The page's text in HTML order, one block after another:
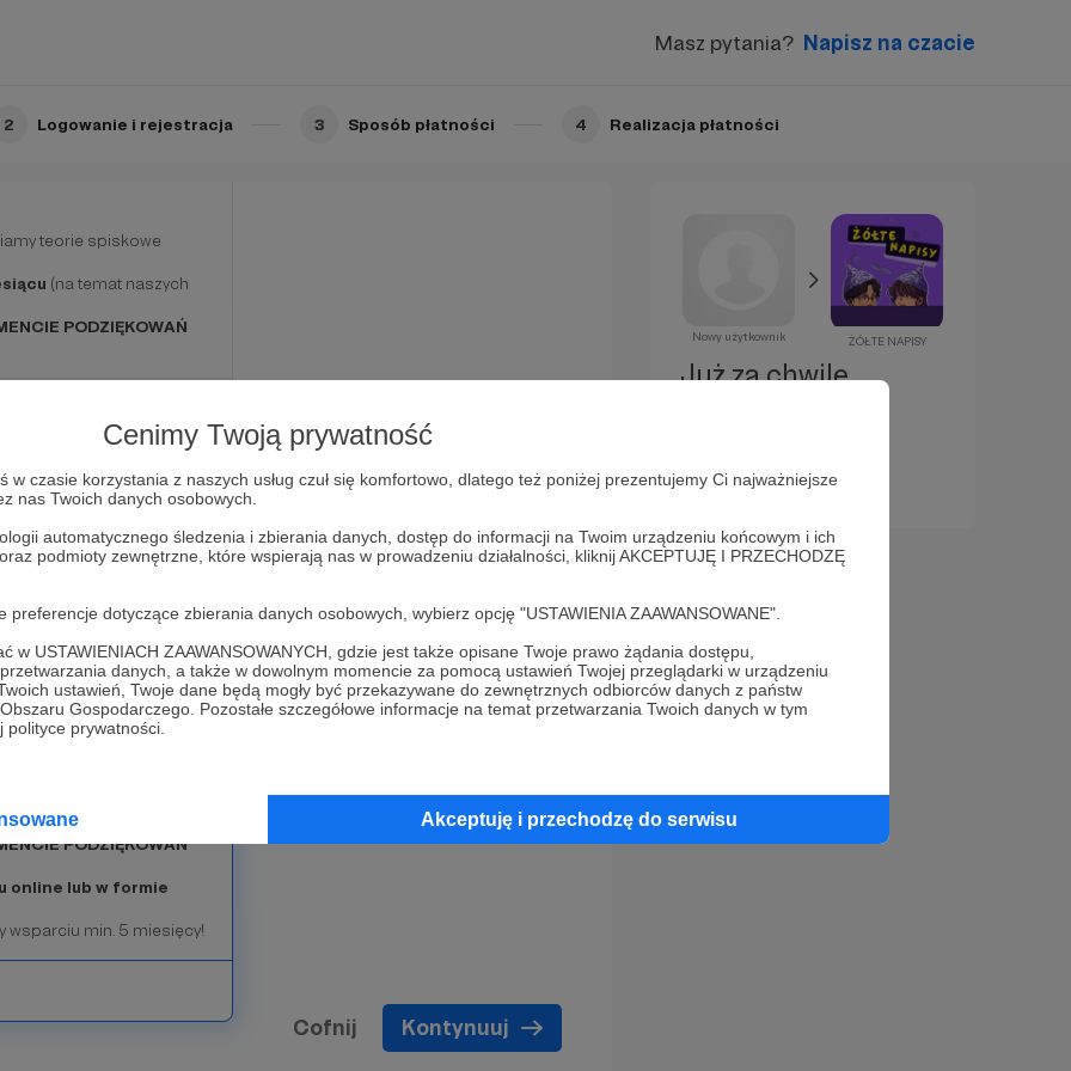
Cenimy Twoją prywatność
w czasie korzystania z naszych usług czuł się komfortowo, dlatego też poniżej prezentujemy Ci najważniejsze
nas Twoich danych osobowych.
automatycznego śledzenia i zbierania danych, dostęp do informacji na Twoim urządzeniu końcowym i ich
podmioty zewnętrzne, które wspierają nas w prowadzeniu działalności, kliknij AKCEPTUJĘ I PRZECHODZĘ
dotyczące zbierania danych osobowych, wybierz opcję "USTAWIENIA ZAAWANSOWANE".
w USTAWIENIACH ZAAWANSOWANYCH, gdzie jest także opisane Twoje prawo żądania dostępu,
danych, a także w dowolnym momencie za pomocą ustawień Twojej przeglądarki w urządzeniu
ustawień, Twoje dane będą mogły być przekazywane do zewnętrznych odbiorców danych z państw
Gospodarczego. Pozostałe szczegółowe informacje na temat przetwarzania Twoich danych w tym
prywatności.
Akceptuję i przechodzę do serwisu
Masz pytania? Napisz na czacie
2 Logowanie i rejestracja 3 Sposób płatności 4 Realizacja płatności
nie dają się
teorie spiskowe
(na temat naszych
PODZIĘKOWAŃ
tak bardzo wspierać!
Mecenasem naszego
sami we wszechświecie.
PODZIĘKOWAŃ
online lub w formie
wsparciu min. 5 miesięcy!
Cofnij Kontynuuj
Nowy użytkownik ŻÓŁTE NAPISY
Już za chwilę